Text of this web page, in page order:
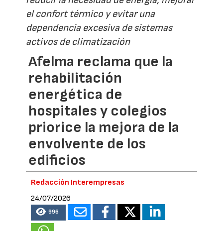
el confort térmico y evitar una
dependencia excesiva de sistemas
activos de climatización
Afelma reclama que la
rehabilitación
energética de
hospitales y colegios
priorice la mejora de la
envolvente de los
edificios
Redacción Interempresas
24/07/2026
996